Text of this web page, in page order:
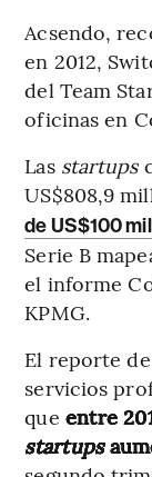
Acsendo,
en 2012,
del Team
oficinas en
Las startups
US$808,9
de US$100
Serie B
el informe
KPMG.
El reporte
servicios
que entre
startups